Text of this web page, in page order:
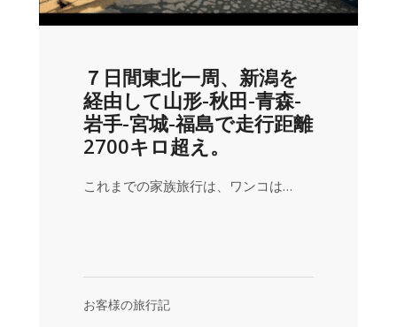
７日間東北一周、新潟を
経由して山形-秋田-青森-
岩手-宮城-福島で走行距離
2700キロ超え。
これまでの家族旅行は、ワンコは…
お客様の旅行記